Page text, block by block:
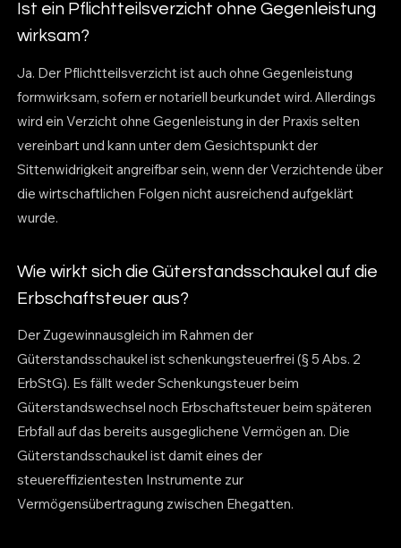
Ist ein Pflichtteilsverzicht ohne Gegenleistung
wirksam?
Ja. Der Pflichtteilsverzicht ist auch ohne Gegenleistung
formwirksam, sofern er notariell beurkundet wird. Allerdings
wird ein Verzicht ohne Gegenleistung in der Praxis selten
vereinbart und kann unter dem Gesichtspunkt der
Sittenwidrigkeit angreifbar sein, wenn der Verzichtende über
die wirtschaftlichen Folgen nicht ausreichend aufgeklärt
wurde.
Wie wirkt sich die Güterstandsschaukel auf die
Erbschaftsteuer aus?
Der Zugewinnausgleich im Rahmen der
Güterstandsschaukel ist schenkungsteuerfrei (§ 5 Abs. 2
ErbStG). Es fällt weder Schenkungsteuer beim
Güterstandswechsel noch Erbschaftsteuer beim späteren
Erbfall auf das bereits ausgeglichene Vermögen an. Die
Güterstandsschaukel ist damit eines der
steuereffizientesten Instrumente zur
Vermögensübertragung zwischen Ehegatten.